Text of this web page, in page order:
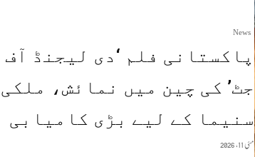
News
پاکستانی فلم ‘دی لیجنڈ آف
جٹ’ کی چین میں نمائش، ملکی
سنیما کے لیے بڑی کامیابی
مئی 11, 2026